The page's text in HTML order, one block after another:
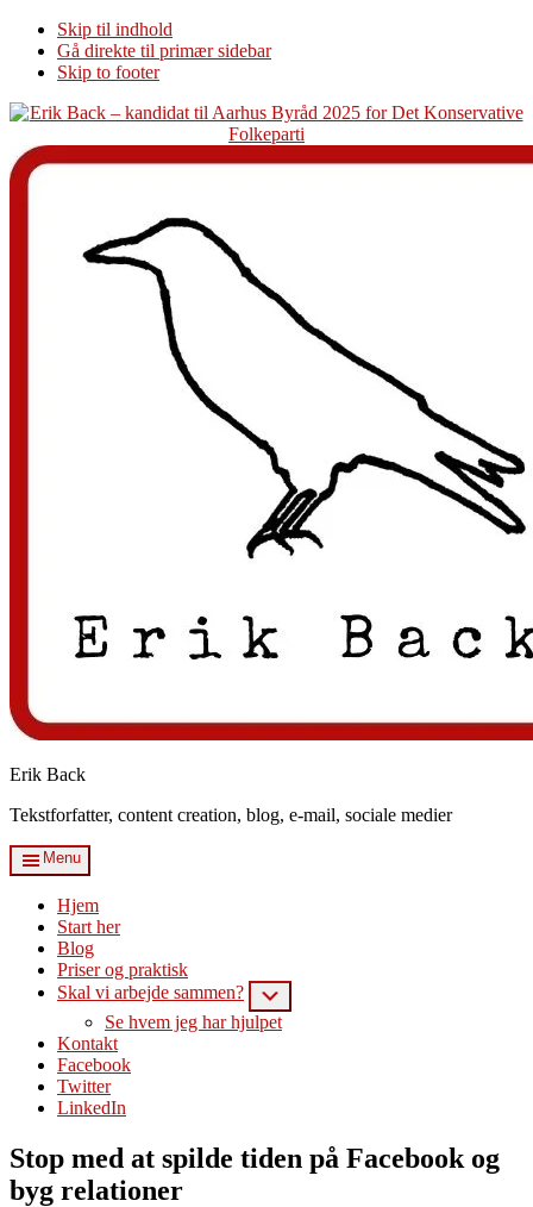
Skip til indhold
Gå direkte til primær sidebar
Skip to footer
Additional
menu
Erik Back
Tekstforfatter, content creation, blog, e-mail, sociale medier
Menu
Hjem
Start her
Blog
Priser og praktisk
Skal vi arbejde sammen?
Se hvem jeg har hjulpet
Kontakt
Facebook
Twitter
LinkedIn
Stop med at spilde tiden på Facebook og
byg relationer